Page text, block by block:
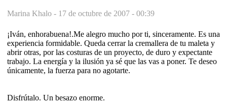
Marina Khalo - 17 de octubre de 2007 - 00:39
¡Iván, enhorabuena!.Me alegro mucho por ti, sinceramente. Es una
experiencia formidable. Queda cerrar la cremallera de tu maleta y
abrir otras, por las costuras de un proyecto, de duro y expectante
trabajo. La energía y la ilusión ya sé que las vas a poner. Te deseo
únicamente, la fuerza para no agotarte.
Disfrútalo. Un besazo enorme.